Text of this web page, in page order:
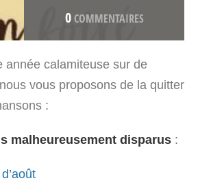
0COMMENTAIRES
année calamiteuse sur de
vous proposons de la quitter
:
malheureusement disparus :